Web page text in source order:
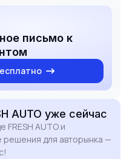
решений и
в архитектурном
команде достичь
Буду рад обсудить
письмо к
AUTO уже сейчас
AUTO и
решения для авторынка —